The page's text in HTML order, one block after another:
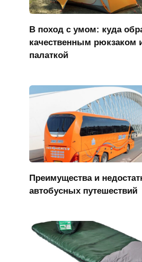
В поход с умом: куда
качественным рюкзаком
палаткой
Преимущества и
автобусных путешествий